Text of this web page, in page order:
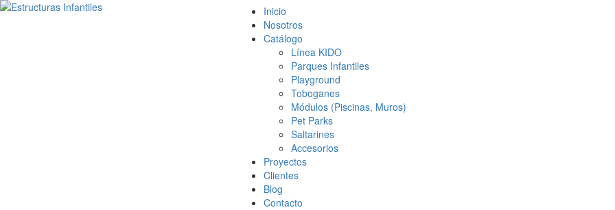
Inicio
Nosotros
Catálogo
Línea KIDO
Parques Infantiles
Playground
Toboganes
Módulos (Piscinas, Muros)
Pet Parks
Saltarines
Accesorios
Proyectos
Clientes
Blog
Contacto